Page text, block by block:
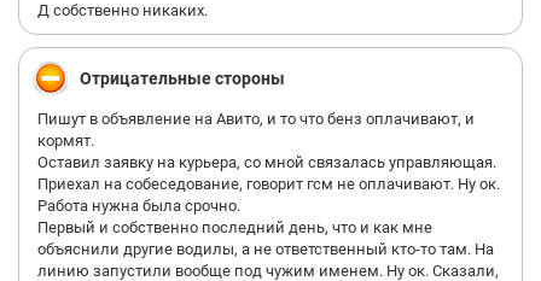
Д собственно никаких.
Отрицательные стороны
Пишут в объявление на Авито, и то что бенз оплачивают, и
кормят.
Оставил заявку на курьера, со мной связалась управляющая.
Приехал на собеседование, говорит гсм не оплачивают. Ну ок.
Работа нужна была срочно.
Первый и собственно последний день, что и как мне
объяснили другие водилы, а не ответственный кто-то там. На
линию запустили вообще под чужим именем. Ну ок. Сказали,